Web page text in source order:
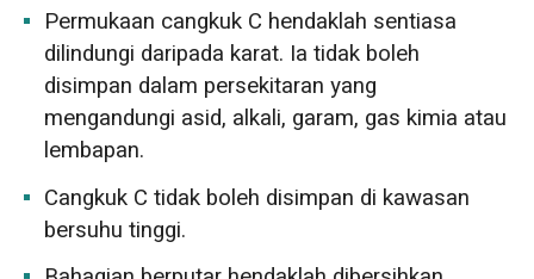
Permukaan cangkuk C hendaklah sentiasa
dilindungi daripada karat. Ia tidak boleh
disimpan dalam persekitaran yang
mengandungi asid, alkali, garam, gas kimia atau
lembapan.
Cangkuk C tidak boleh disimpan di kawasan
bersuhu tinggi.